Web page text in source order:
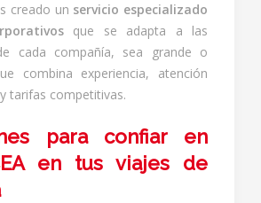
creado un servicio especializado
que se adapta a las
cada compañía, sea grande o
combina experiencia, atención
tarifas competitivas.
para confiar en
en tus viajes de